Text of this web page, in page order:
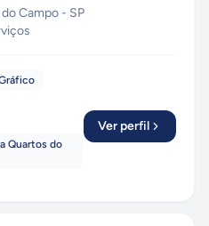
Campo - SP
Quartos do
Ver perfil